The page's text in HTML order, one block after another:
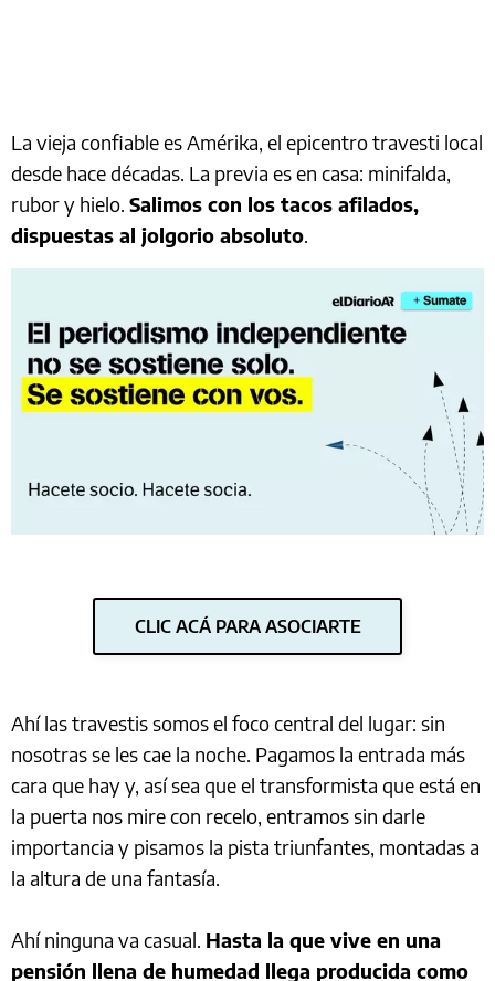
La vieja confiable es Amérika, el epicentro travesti local
desde hace décadas. La previa es en casa: minifalda,
rubor y hielo. Salimos con los tacos afilados,
dispuestas al jolgorio absoluto
CLIC ACÁ PARA ASOCIARTE
Ahí las travestis somos el foco central del lugar: sin
nosotras se les cae la noche. Pagamos la entrada más
cara que hay y, así sea que el transformista que está en
la puerta nos mire con recelo, entramos sin darle
importancia y pisamos la pista triunfantes, montadas a
la altura de una fantasía.
Ahí ninguna va casual. Hasta la que vive en una
pensión llena de humedad llega producida como